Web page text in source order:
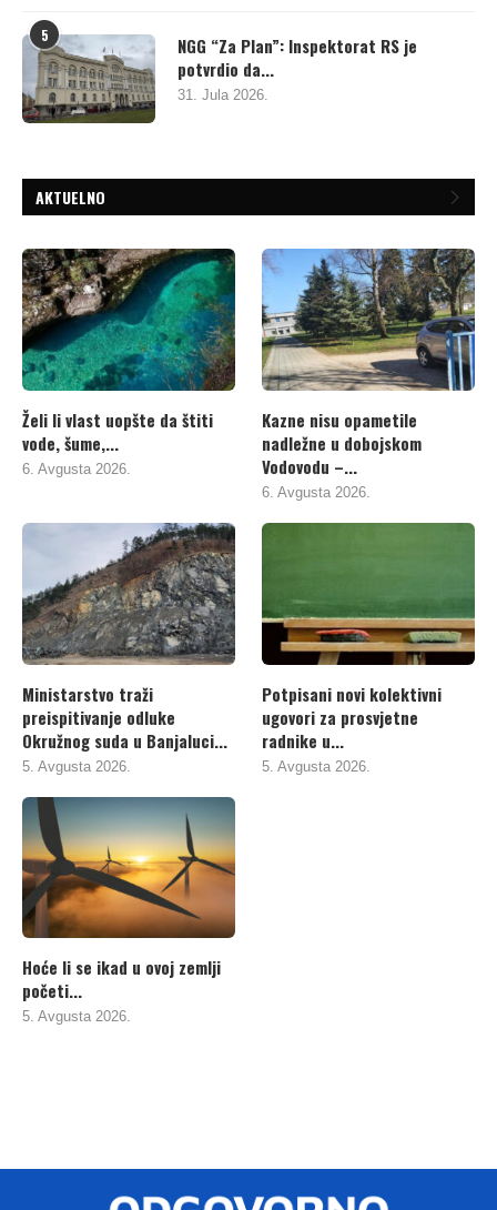
5
NGG “Za Plan”: Inspektorat RS je
potvrdio da...
31. Jula 2026.
AKTUELNO
Želi li vlast uopšte da štiti
vode, šume,...
6. Avgusta 2026.
Kazne nisu opametile
nadležne u dobojskom
Vodovodu –...
6. Avgusta 2026.
Ministarstvo traži
preispitivanje odluke
Okružnog suda u Banjaluci...
5. Avgusta 2026.
Potpisani novi kolektivni
ugovori za prosvjetne
radnike u...
5. Avgusta 2026.
Hoće li se ikad u ovoj zemlji
početi...
5. Avgusta 2026.